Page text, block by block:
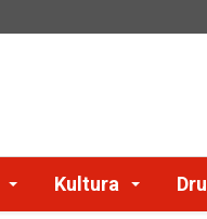
Kultura